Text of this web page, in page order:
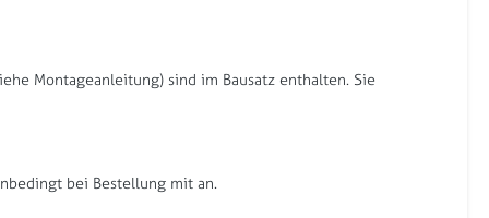
Montageanleitung) sind im Bausatz enthalten. Sie
bei Bestellung mit an.